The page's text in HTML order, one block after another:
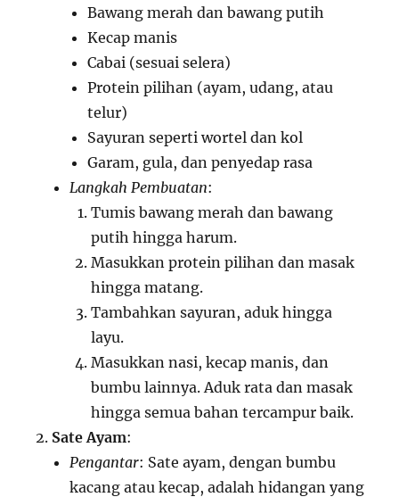
Bawang merah dan bawang putih
Kecap manis
Cabai (sesuai selera)
Protein pilihan (ayam, udang, atau
telur)
Sayuran seperti wortel dan kol
Garam, gula, dan penyedap rasa
Langkah Pembuatan:
Tumis bawang merah dan bawang
putih hingga harum.
Masukkan protein pilihan dan masak
hingga matang.
Tambahkan sayuran, aduk hingga
layu.
Masukkan nasi, kecap manis, dan
bumbu lainnya. Aduk rata dan masak
hingga semua bahan tercampur baik.
Sate Ayam:
Pengantar: Sate ayam, dengan bumbu
kacang atau kecap, adalah hidangan yang